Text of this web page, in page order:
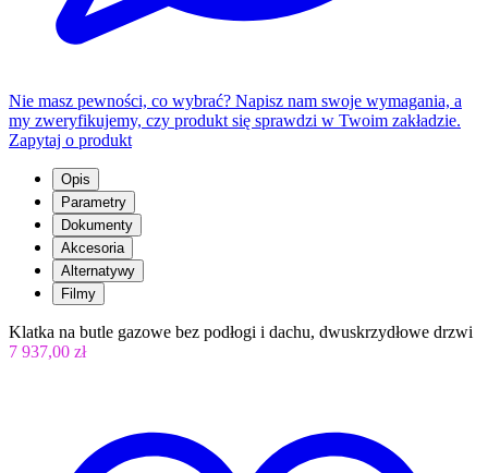
Nie masz pewności, co wybrać? Napisz nam swoje wymagania, a
my zweryfikujemy, czy produkt się sprawdzi w Twoim zakładzie.
Zapytaj o produkt
Opis
Parametry
Dokumenty
Akcesoria
Alternatywy
Filmy
Klatka na butle gazowe bez podłogi i dachu, dwuskrzydłowe drzwi
7 937,00 zł